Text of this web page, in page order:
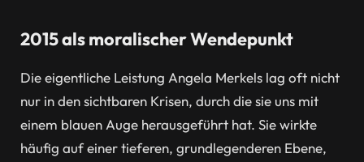
2015 als moralischer Wendepunkt
Die eigentliche Leistung Angela Merkels lag oft nicht
nur in den sichtbaren Krisen, durch die sie uns mit
einem blauen Auge herausgeführt hat. Sie wirkte
häufig auf einer tieferen, grundlegenderen Ebene,